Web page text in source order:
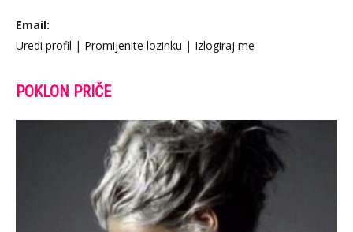
Email:
Uredi profil | Promijenite lozinku | Izlogiraj me
POKLON PRIČE